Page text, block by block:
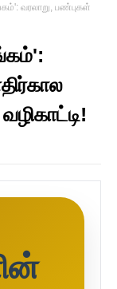
வரலாறு, பண்புகள்